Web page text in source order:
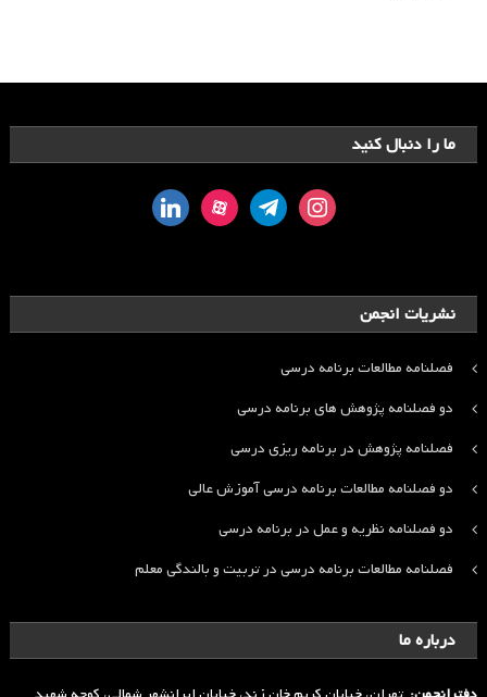
ما را دنبال کنید
instagram
telegram
aparat
linkedin
نشریات انجمن
فصلنامه مطالعات برنامه درسی
دو فصلنامه پژوهش های برنامه درسی
فصلنامه پژوهش در برنامه ریزی درسی
دو فصلنامه مطالعات برنامه درسی آموزش عالی
دو فصلنامه نظریه و عمل در برنامه درسی
فصلنامه مطالعات برنامه درسی در تربیت و بالندگی معلم
درباره ما